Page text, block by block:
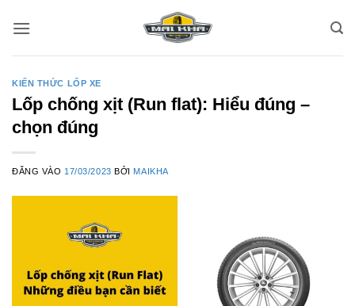
qua
KIẾN THỨC LỐP XE
Lốp chống xịt (Run flat): Hiểu đúng –
chọn đúng
ĐĂNG VÀO 17/03/2023 BỞI MAIKHA